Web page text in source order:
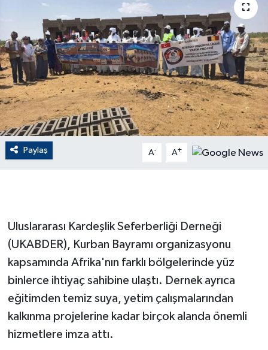
Paylaş A- A+
Uluslararası Kardeşlik Seferberliği Derneği
(UKABDER), Kurban Bayramı organizasyonu
kapsamında Afrika'nın farklı bölgelerinde yüz
binlerce ihtiyaç sahibine ulaştı. Dernek ayrıca
eğitimden temiz suya, yetim çalışmalarından
kalkınma projelerine kadar birçok alanda önemli
hizmetlere imza attı.
EĞİTİM
EKONOMİ
English News
Finans
Flaş Haber
GÜNDEM
Güvenlik
HABERDE İNSAN
İNSAN